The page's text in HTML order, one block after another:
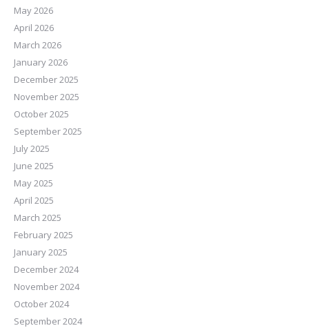
May 2026
April 2026
March 2026
January 2026
December 2025
November 2025
October 2025
September 2025
July 2025
June 2025
May 2025
April 2025
March 2025
February 2025
January 2025
December 2024
November 2024
October 2024
September 2024